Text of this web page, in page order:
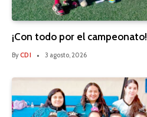
¡Con todo por el campeonato!
ByCDI 3 agosto, 2026